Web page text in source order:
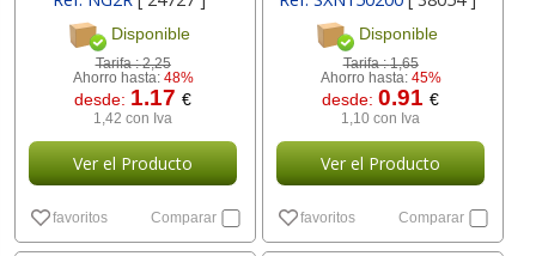
Disponible
Tarifa :2,25
Ahorro hasta: 48%
desde: 1.17€
1,42 con Iva
Ver el Producto
favoritos Comparar
Disponible
Tarifa :1,65
Ahorro hasta: 45%
desde:0.91€
1,10 con Iva
Ver el Producto
favoritos Comparar